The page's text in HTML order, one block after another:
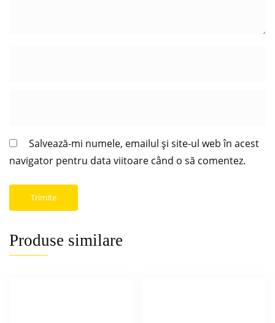
Salvează-mi numele, emailul și site-ul web în acest
navigator pentru data viitoare când o să comentez.
Produse similare